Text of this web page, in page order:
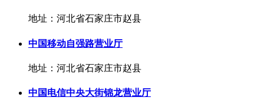
地址：河北省石家庄市赵县
中国移动自强路营业厅
地址：河北省石家庄市赵县
中国电信中央大街锦龙营业厅